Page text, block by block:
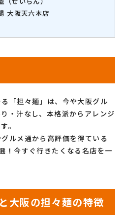
大阪天六本店
「担々麺」は、今や大阪グル
・汁なし、本格派からアレンジ
。
ルメ通から高評価を得ている
！今すぐ行きたくなる名店を一
大阪の担々麺の特徴